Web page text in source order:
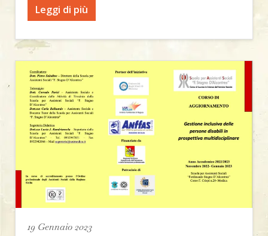
Leggi di più
19 Gennaio 2023